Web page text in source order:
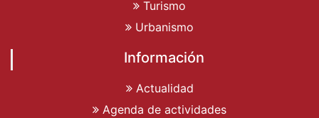
Turismo
Urbanismo
Información
Actualidad
Agenda de actividades